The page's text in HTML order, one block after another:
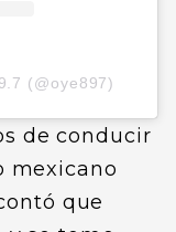
(@oye897)
de conducir
mexicano
que